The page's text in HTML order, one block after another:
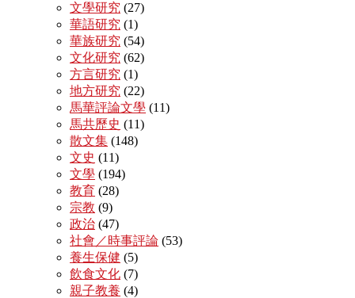
文學研究 (27)
華語研究 (1)
華族研究 (54)
文化研究 (62)
方言研究 (1)
地方研究 (22)
馬華評論文學 (11)
馬共歷史 (11)
散文集 (148)
文史 (11)
文學 (194)
教育 (28)
宗教 (9)
政治 (47)
社會／時事評論 (53)
養生保健 (5)
飲食文化 (7)
親子教養 (4)